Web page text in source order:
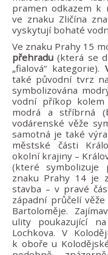
pramen odkazem k
ve znaku Zličína
vyskytují bohaté
Ve znaku Prahy 15
přehradu (která se
„fialová“ kategorie).
také původní tvrz
symbolizována
vodní příkop
modrá a stříbrná
vodárenské věže
samotná je také
městské části
okolní krajiny –
(které symbolizuje
znaku Prahy 14 je
stavba – v pravé
západní průčelí
Bartoloměje.
ulity poukazující
Lochkova. V
k oboře u